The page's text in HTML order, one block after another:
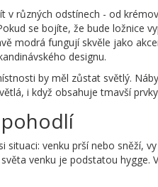
různých odstínech - od
se bojíte, že bude ložnice
modrá fungují skvěle jako
designu.
by měl zůstat světlý.
i když obsahuje tmavší
venku prší nebo sněží,
venku je podstatou